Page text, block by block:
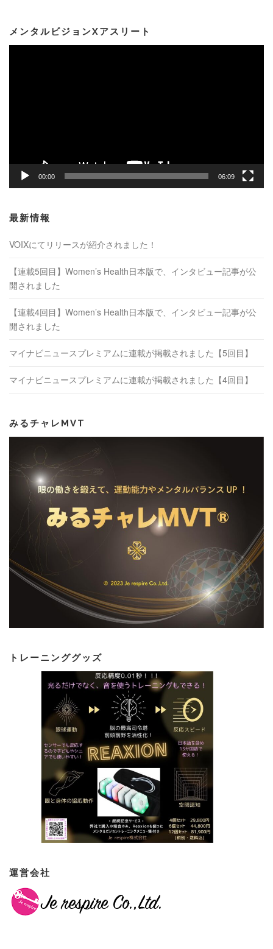
メンタルビジョンXアスリート
00:00 06:09
最新情報
VOIXにてリリースが紹介されました！
【連載5回目】Women’s Health日本版で、インタビュー記事が公
開されました
【連載4回目】Women’s Health日本版で、インタビュー記事が公
開されました
マイナビニュースプレミアムに連載が掲載されました【5回目】
マイナビニュースプレミアムに連載が掲載されました【4回目】
みるチャレMVT
トレーニンググッズ
運営会社